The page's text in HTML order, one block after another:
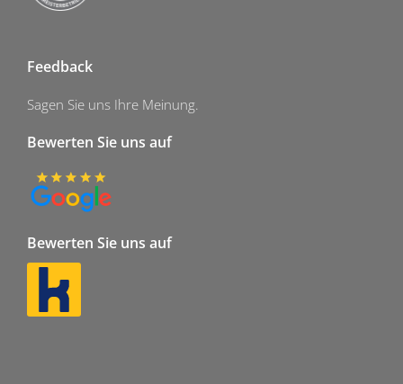
Feedback
Sagen Sie uns Ihre Meinung.
Bewerten Sie uns auf
Bewerten Sie uns auf